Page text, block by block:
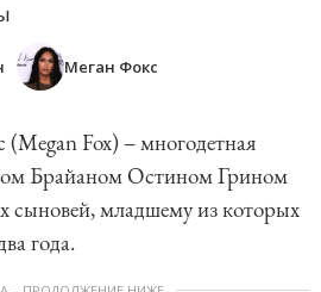
Меган Фокс
Fox) – многодетная
Брайаном Остином Грином
сыновей, младшему из которых
года.